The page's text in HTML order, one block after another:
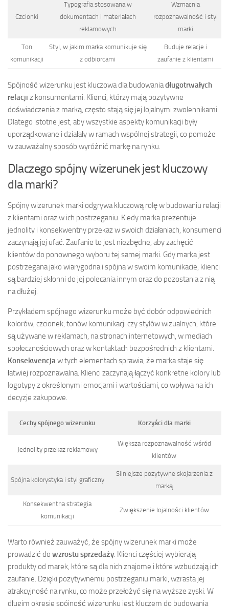
Czcionki
Typografia stosowana w
dokumentach i materiałach
reklamowych
Wzmacnia
rozpoznawalność i styl
marki
Ton
komunikacji
Styl, w jakim marka komunikuje się
z odbiorcami
Buduje relacje i
zaufanie z klientami
Spójność wizerunku jest kluczowa dla budowaniadługotrwałych
relacji z konsumentami. Klienci, którzy mają pozytywne
doświadczenia z marką, często stają się jej lojalnymi zwolennikami.
Dlatego istotne jest, aby wszystkie aspekty komunikacji były
uporządkowane i działały w ramach wspólnej strategii, co pomoże
w zauważalny sposób wyróżnić markę na rynku.
Dlaczego spójny wizerunek jest kluczowy
dla marki?
Spójny wizerunek marki odgrywa kluczową rolę w budowaniu relacji
z klientami oraz w ich postrzeganiu. Kiedy marka prezentuje
jednolity i konsekwentny przekaz w swoich działaniach, konsumenci
zaczynają jej ufać. Zaufanie to jest niezbędne, aby zachęcić
klientów do ponownego wyboru tej samej marki. Gdy marka jest
postrzegana jako wiarygodna i spójna w swoim komunikacie, klienci
są bardziej skłonni do jej polecania innym oraz do pozostania z nią
na dłużej.
Przykładem spójnego wizerunku może być dobór odpowiednich
kolorów, czcionek, tonów komunikacji czy stylów wizualnych, które
są używane w reklamach, na stronach internetowych, w mediach
społecznościowych oraz w kontaktach bezpośrednich z klientami.
Konsekwencjaw tych elementach sprawia, że marka staje się
łatwiej rozpoznawalna. Klienci zaczynają łączyć konkretne kolory lub
logotypy z określonymi emocjami i wartościami, co wpływa na ich
decyzje zakupowe.
Cechy spójnego wizerunku Korzyści dla marki
Jednolity przekaz reklamowy
Większa rozpoznawalność wśród
klientów
Spójna kolorystyka i styl graficzny
Silniejsze pozytywne skojarzenia z
marką
Konsekwentna strategia
komunikacji
Zwiększenie lojalności klientów
Warto również zauważyć, że spójny wizerunek marki może
prowadzić do wzrostu sprzedaży . Klienci częściej wybierają
produkty od marek, które są dla nich znajome i które wzbudzają ich
zaufanie. Dzięki pozytywnemu postrzeganiu marki, wzrasta jej
atrakcyjność na rynku, co może przełożyć się na wyższe zyski. W
długim okresie spójność wizerunku jest kluczem do budowania